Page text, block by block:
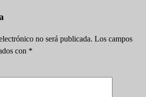
no será publicada. Los campos
con *